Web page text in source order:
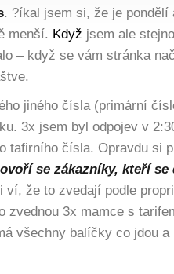
. ?íkal jsem si, že je pondělí
menší. Když jsem ale
– když se vám stránka
jiného čísla (primární
3x jsem byl odpojev v
tafirního čísla. Opravdu si
se zákazníky, kteří
ví, že to zvedají podle
zvednou 3x mamce s
všechny balíčky co jdou